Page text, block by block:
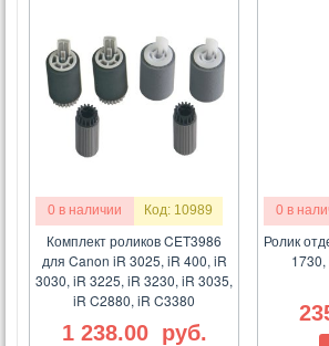
0 в наличии Код: 10989
Комплект роликов CET3986
для Canon iR 3025, iR 400, iR
3030, iR 3225, iR 3230, iR 3035,
iR C2880, iR C3380
1 238.00 руб.
0 в
Ролик